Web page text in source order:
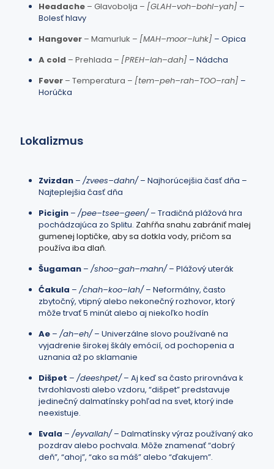
Headache – Glavobolja – [GLAH–voh–bohl–yah] –
Bolesť hlavy
Hangover – Mamurluk – [MAH–moor–luhk] – Opica
A cold – Prehlada – [PREH–lah–dah] – Nádcha
Fever – Temperatura – [tem–peh–rah–TOO–rah] –
Horúčka
Lokalizmus
Zvizdan – /zvees–dahn/– Najhorúcejšia časť dňa –
Najteplejšia časť dňa
Picigin – /pee–tsee–geen/– Tradičná plážová hra
pochádzajúca zo Splitu. Zahŕňa snahu zabrániť malej
gumenej loptičke, aby sa dotkla vody, pričom sa
používa iba dlaň.
Šugaman – /shoo–gah–mahn/– Plážový uterák
Ćakula – /chah–koo–lah/– Neformálny, často
zbytočný, vtipný alebo nekonečný rozhovor, ktorý
môže trvať 5 minút alebo aj niekoľko hodín
Ae – /ah–eh/– Univerzálne slovo používané na
vyjadrenie širokej škály emócií, od pochopenia a
uznania až po sklamanie
Dišpet – /deeshpet/– Aj keď sa často prirovnáva k
tvrdohlavosti alebo vzdoru, “dišpet” predstavuje
jedinečný dalmatínsky pohľad na svet, ktorý inde
neexistuje.
Evala – /eyvallah/– Dalmatínsky výraz používaný ako
pozdrav alebo pochvala. Môže znamenať “dobrý
deň”, “ahoj”, “ako sa máš” alebo “ďakujem”.